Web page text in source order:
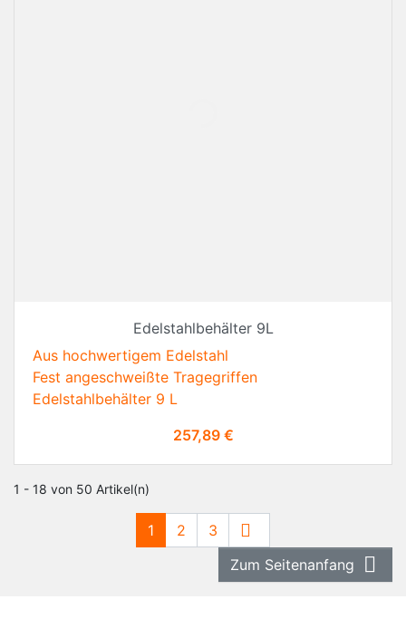
Edelstahlbehälter 9L
Aus hochwertigem Edelstahl
Fest angeschweißte Tragegriffen
Edelstahlbehälter 9 L
Preis
257,89 €
1 - 18 von 50 Artikel(n)
1 2 3 Weiter

Zum Seitenanfang 